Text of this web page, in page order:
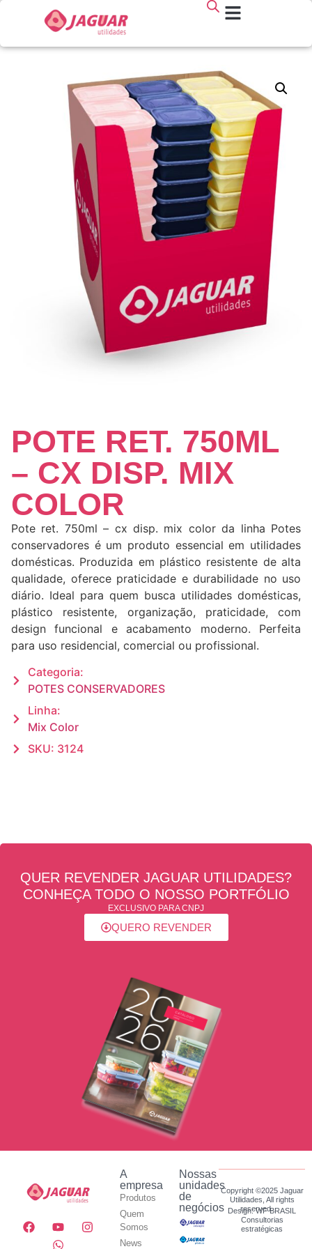
POTE RET. 750ML
– CX DISP. MIX
COLOR
Pote ret. 750ml – cx disp. mix color da linha Potes
conservadores é um produto essencial em utilidades
domésticas. Produzida em plástico resistente de alta
qualidade, oferece praticidade e durabilidade no uso
diário. Ideal para quem busca utilidades domésticas,
plástico resistente, organização, praticidade, com
design funcional e acabamento moderno. Perfeita
para uso residencial, comercial ou profissional.
Categoria:
POTES CONSERVADORES
Linha:
Mix Color
SKU: 3124
QUER REVENDER JAGUAR UTILIDADES?
CONHEÇA TODO O NOSSO PORTFÓLIO
EXCLUSIVO PARA CNPJ
QUERO REVENDER
A
empresa
Produtos
Quem
Somos
News
Nossas
unidades
de
negócios
Copyright ©2025 Jaguar
Utilidades, All rights
reserved.
Design: WF BRASIL
Consultorias
estratégicas